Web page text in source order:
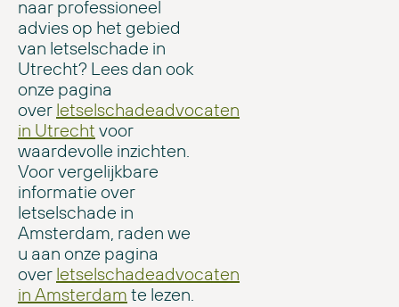
naar professioneel
advies op het gebied
van letselschade in
Utrecht? Lees dan ook
onze pagina
over letselschadeadvocaten
in Utrecht voor
waardevolle inzichten.
Voor vergelijkbare
informatie over
letselschade in
Amsterdam, raden we
u aan onze pagina
over letselschadeadvocaten
in Amsterdam te lezen.